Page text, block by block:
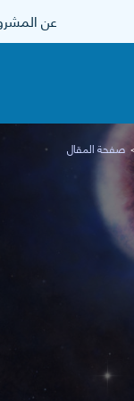
عن
صفحة المقال